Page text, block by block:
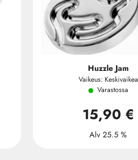
Huzzle Jam
Vaikeus: Keskivaikea
Varastossa
15,90 €
Alv 25.5 %